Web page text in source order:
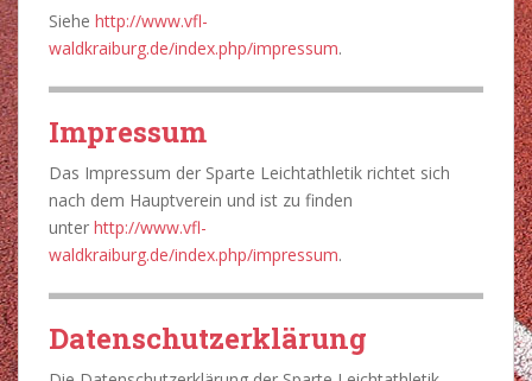
Siehe http://www.vfl-
waldkraiburg.de/index.php/impressum.
Impressum
Das Impressum der Sparte Leichtathletik richtet sich
nach dem Hauptverein und ist zu finden
unter http://www.vfl-
waldkraiburg.de/index.php/impressum.
Datenschutzerklärung